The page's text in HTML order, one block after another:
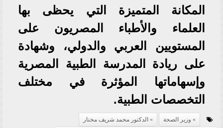
المكانة المتميزة التي يحظى بها
العلماء والأطباء المصريون على
المستويين العربي والدولي، وشهادة
على ريادة المدرسة الطبية المصرية
وإسهاماتها المؤثرة في مختلف
التخصصات الطبية.
وزير الصحة
الدكتور محمد شريف مختار